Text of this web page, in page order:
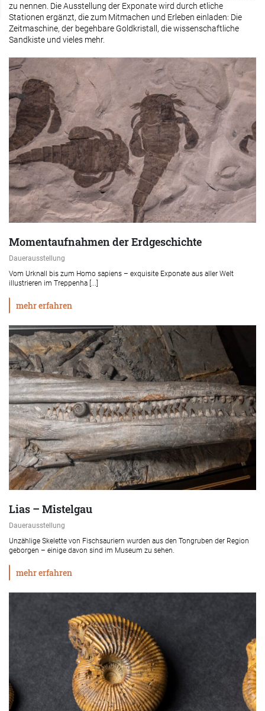
zu nennen. Die Ausstellung der Exponate wird durch etliche
Stationen ergänzt, die zum Mitmachen und Erleben einladen: Die
Zeitmaschine, der begehbare Goldkristall, die wissenschaftliche
Sandkiste und vieles mehr.
Momentaufnahmen der Erdgeschichte
Dauerausstellung
Vom Urknall bis zum Homo sapiens – exquisite Exponate aus aller Welt
illustrieren im Treppenha [...]
mehr erfahren
Lias – Mistelgau
Dauerausstellung
Unzählige Skelette von Fischsauriern wurden aus den Tongruben der Region
geborgen – einige davon sind im Museum zu sehen.
mehr erfahren